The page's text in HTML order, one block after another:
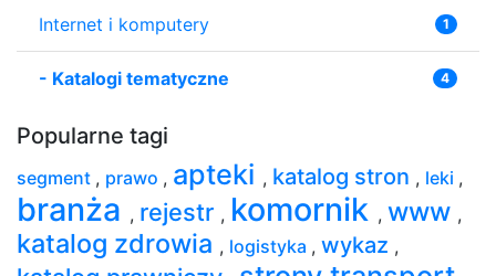
Internet i komputery 1
- Katalogi tematyczne 4
Popularne tagi
segment , prawo , apteki , katalog stron , leki ,
branża , rejestr , komornik , www ,
katalog zdrowia , logistyka , wykaz ,